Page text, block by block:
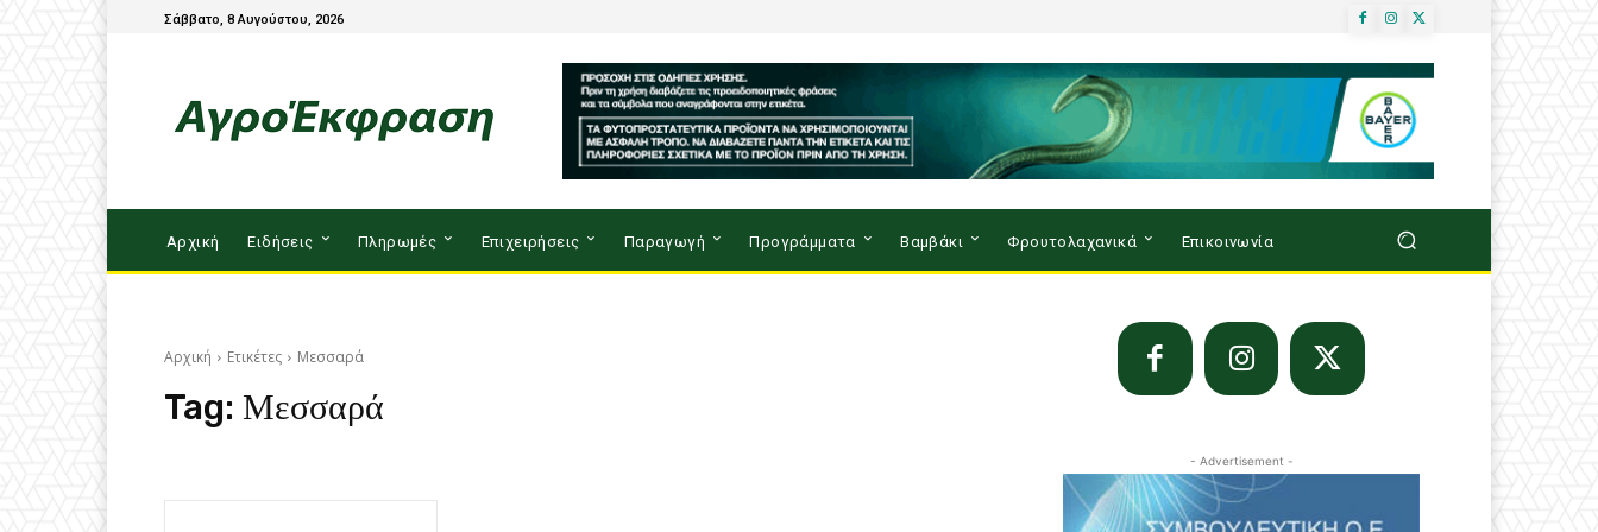
Σάββατο, 8 Αυγούστου, 2026
Αρχική Ειδήσεις Πληρωμές Επιχειρήσεις Παραγωγή Προγράμματα Βαμβάκι Φρουτολαχανικά Επικοινωνία
Αρχική Ετικέτες Μεσσαρά
Tag: Μεσσαρά
- Advertisement -